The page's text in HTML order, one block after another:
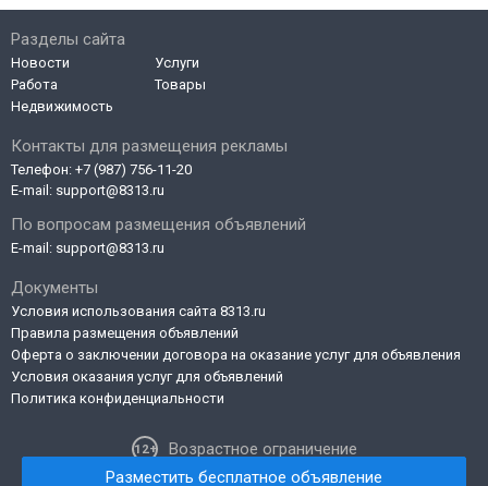
Контакты для размещения рекламы
Телефон: +7 (987) 756-11-20
E-mail: support@8313.ru
По вопросам размещения объявлений
E-mail: support@8313.ru
Документы
Условия использования сайта 8313.ru
Правила размещения объявлений
Оферта о заключении договора на оказание услуг для объявления
Условия оказания услуг для объявлений
Политика конфиденциальности
Возрастное ограничение
Разделы сайта
Новости
Работа
Недвижимость
Услуги
Товары
Разместить бесплатное объявление